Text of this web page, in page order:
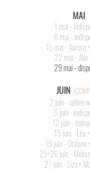
MAI
1 mai -
8 mai -
15 mai - Aurore
22 mai - Alix
29 mai -
JUIN
2 juin - option
5 juin -
12 juin -
15 juin - Léa
19 juin - Océane
25+26 juin -
27 juin - Liza +